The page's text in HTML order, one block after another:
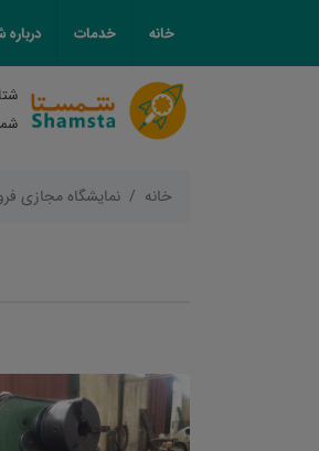
خانه خدمات
خانه نمایشگاه مجازی